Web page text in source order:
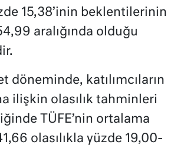
15,38’inin beklentilerinin
aralığında olduğu
döneminde, katılımcıların
ilişkin olasılık tahminleri
TÜFE’nin ortalama
olasılıkla yüzde 19,00-